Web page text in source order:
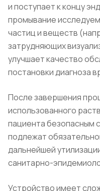
и поступает к концу
промывание
частиц и веществ
затрудняющих
улучшает качество
постановки диагноза
После завершения
использованного
пациента безопасным
подлежат
дальнейшей
санитарно-
Устройство имеет